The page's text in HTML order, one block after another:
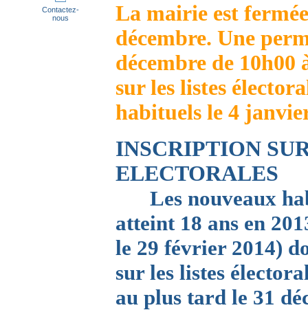
Contactez-
nous
La mairie est
décembre. Une
décembre de
sur les listes
habituels le 4
INSCRIPTION
ELECTORALES
Les nouveaux
atteint 18 ans en
le 29 février 2014)
sur les listes
au plus tard le 31